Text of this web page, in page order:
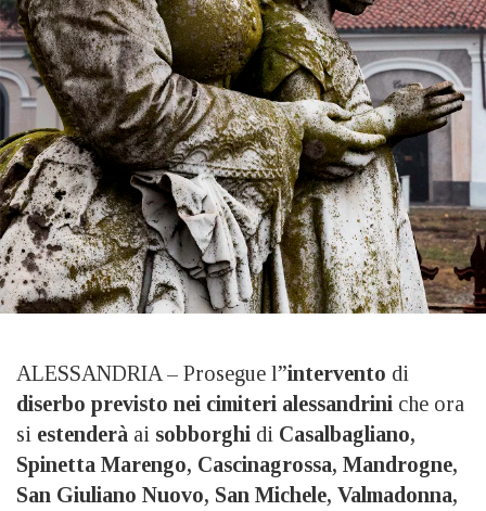
ALESSANDRIA – Prosegue l”intervento di
diserbo previsto nei cimiteri alessandrini che ora
si estenderà ai sobborghi di Casalbagliano,
Spinetta Marengo, Cascinagrossa, Mandrogne,
San Giuliano Nuovo, San Michele, Valmadonna,